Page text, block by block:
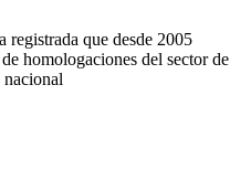
registrada que desde 2005
homologaciones del sector de